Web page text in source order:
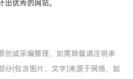
优秀的网站。
创或采编整理，如需转载请注明来
分(包含图片、文字)来源于网络，如